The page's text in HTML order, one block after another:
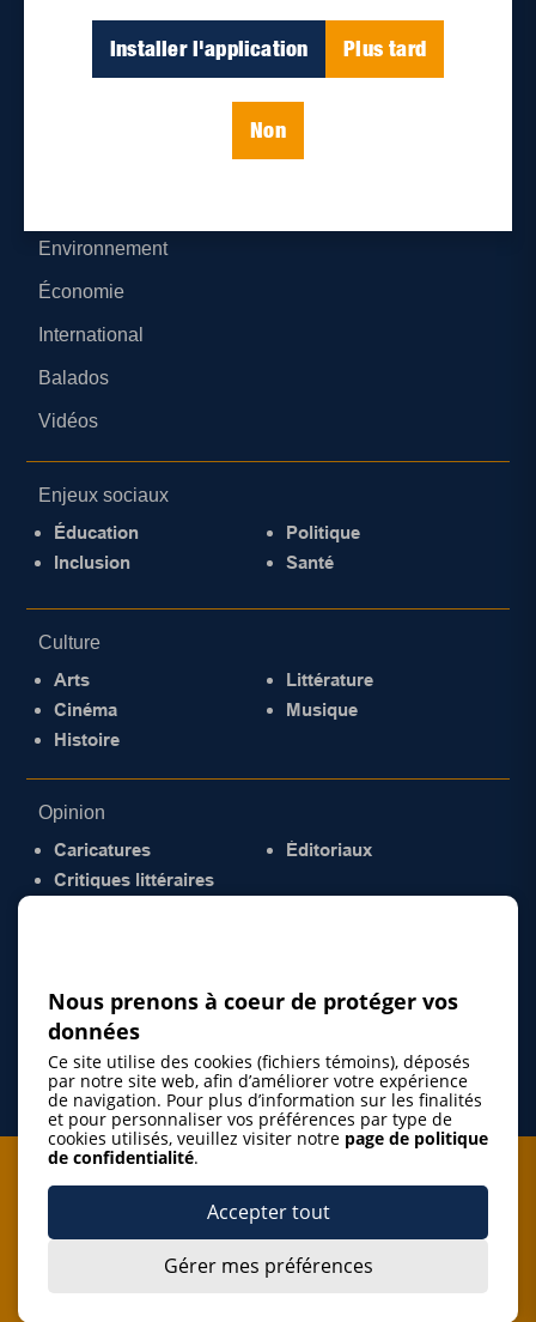
Installer l'application Plus tard
Non
Parutions numériques
Environnement
Économie
International
Balados
Vidéos
Enjeux sociaux
Éducation
Inclusion
Politique
Santé
Culture
Arts
Cinéma
Histoire
Littérature
Musique
Opinion
Caricatures
Critiques littéraires
Éditoriaux
Je m'abonne à l'infolettre
J’accepte de m’abonner à l’infolettre de La Gazette de la
Nous prenons à coeur de protéger vos
données
Ce site utilise des cookies (fichiers témoins), déposés
par notre site web, afin d’améliorer votre expérience
de navigation. Pour plus d’information sur les finalités
et pour personnaliser vos préférences par type de
cookies utilisés, veuillez visiter notre page de politique
de confidentialité.
Accepter tout
Gérer mes préférences